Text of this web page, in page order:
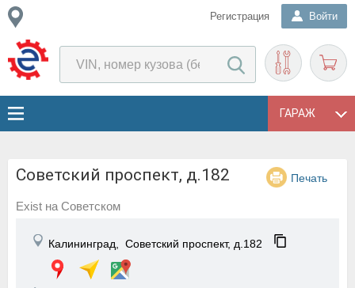
Регистрация Войти
ГАРАЖ
Советский проспект, д.182 Печать
Exist на Cоветском
Калининград, Советский проспект, д.182